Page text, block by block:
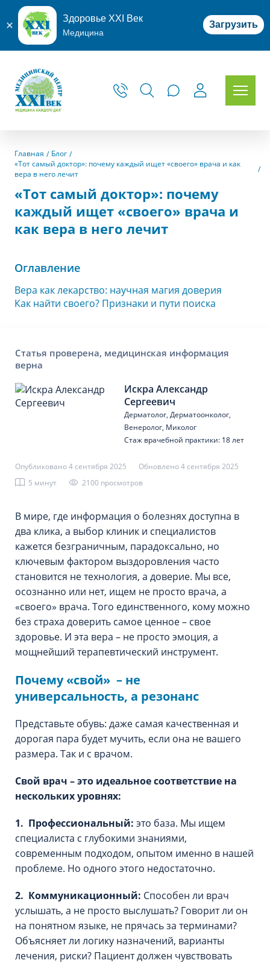
Здоровье XXI Век
Медицина
Загрузить
Главная
Блог
«‎Тот самый доктор»: почему каждый ищет «‎своего» врача и как
вера в него лечит
«‎Тот самый доктор»: почему
каждый ищет «‎своего» врача и
как вера в него лечит
Оглавление
Вера как лекарство: научная магия доверия
Как найти своего? Признаки и пути поиска
Статья проверена, медицинская информация
верна
Искра Александр
Сергеевич
Дерматолог, Дерматоонколог,
Венеролог, Миколог
Стаж врачебной практики: 18 лет
Опубликовано 4 сентября 2025
Обновлено 4 сентября 2025
5 минут
2100 просмотров
В мире, где информация о болезнях доступна в
два клика, а выбор клиник и специалистов
кажется безграничным, парадоксально, но
ключевым фактором выздоровления часто
становится не технология, а доверие. Мы все,
осознанно или нет, ищем не просто врача, а
«‎своего»‎ врача. Того единственного, кому можно
без страха доверить самое ценное – свое
здоровье. И эта вера – не просто эмоция, а
мощнейший терапевтический инструмент.
Почему «‎свой»‎ – не
универсальность, а резонанс
Представьте обувь: даже самая качественная и
дорогая пара будет мучить, если она не вашего
размера. Так и с врачом.
Свой врач – это идеальное соответствие на
нескольких уровнях:
1. Профессиональный: это база. Мы ищем
специалиста с глубокими знаниями,
современным подходом, опытом именно в нашей
проблеме. Но одного этого недостаточно.
2. Коммуникационный: Способен ли врач
услышать, а не просто выслушать? Говорит ли он
на понятном языке, не прячась за терминами?
Объясняет ли логику назначений, варианты
лечения, риски? Пациент должен чувствовать